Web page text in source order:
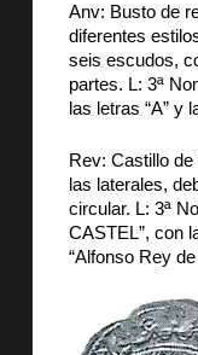
Anv: Busto de
diferentes
seis escudos,
partes. L: 3ª
las letras “A” y
Rev: Castillo
las laterales,
circular. L: 3ª
CASTEL”, con
“Alfonso Rey